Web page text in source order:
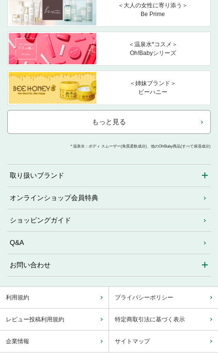
＜大人の女性に寄り添う＞
Be Prime
＜温泉水*コスメ＞
Oh!Babyシリーズ
＜姉妹ブランド＞
ビーハニー
もっと見る
* 温泉水：ボディ スムーザー(角質柔軟成分)、他のOh!Baby商品(すべて保湿成分)
取り扱いブランド
オンラインショップ会員特典
ショッピングガイド
Q&A
お問い合わせ
利用規約 プライバシーポリシー
レビュー投稿利用規約 特定商取引法に基づく表示
企業情報 サイトマップ